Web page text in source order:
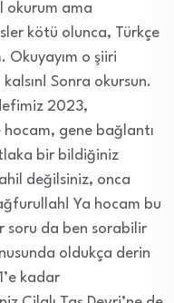
okurum ama
kötü olunca, Türkçe
Okuyayım o şiiri
Sonra okursun.
2023,
hocam, gene bağlantı
bir bildiğiniz
değilsiniz, onca
Ya hocam bu
soru da ben sorabilir
oldukça derin
kadar